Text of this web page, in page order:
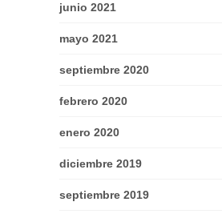
junio 2021
mayo 2021
septiembre 2020
febrero 2020
enero 2020
diciembre 2019
septiembre 2019